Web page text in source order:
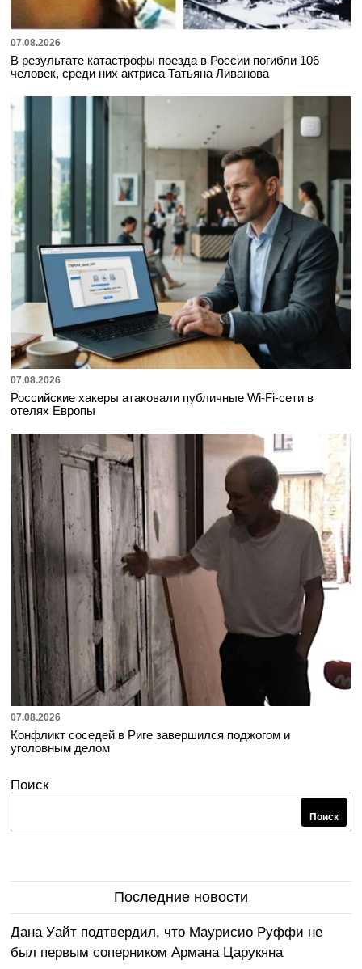
07.08.2026
В результате катастрофы поезда в России погибли 106
человек, среди них актриса Татьяна Ливанова
07.08.2026
Российские хакеры атаковали публичные Wi-Fi-сети в
отелях Европы
07.08.2026
Конфликт соседей в Риге завершился поджогом и
уголовным делом
Поиск
Поиск
Последние новости
Дана Уайт подтвердил, что Маурисио Руффи не
был первым соперником Армана Царукяна